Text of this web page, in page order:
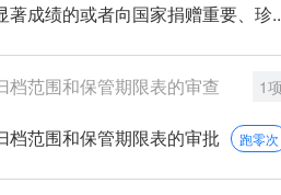
著成绩的或者向国家捐赠重要、珍
档范围和保管期限表的审查 1项
档范围和保管期限表的审批 跑零次